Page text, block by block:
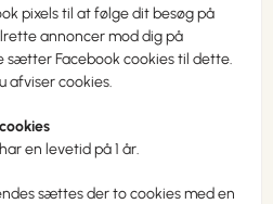
pixels til at følge dit besøg på
annoncer mod dig på
sætter Facebook cookies til dette.
afviser cookies.
en levetid på 1 år.
sættes der to cookies med en